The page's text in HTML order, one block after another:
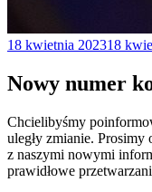
Opublikowane
18 kwietnia 202318
Nowy numer
Chcielibyśmy
uległy zmianie.
z naszymi nowymi
prawidłowe